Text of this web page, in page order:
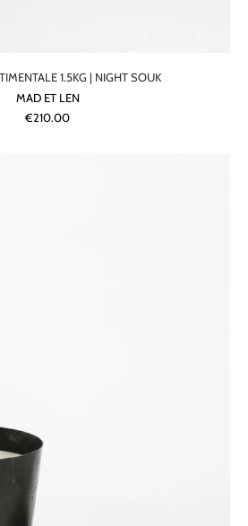
1.5KG | NIGHT SOUK
MAD ET LEN
€210.00